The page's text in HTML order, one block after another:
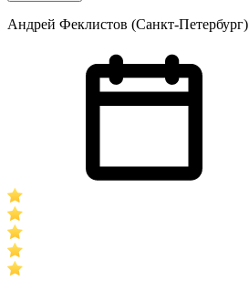
Андрей Феклистов (Санкт-Петербург)